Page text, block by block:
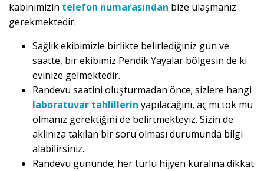
kabinimizin telefon numarasından bize ulaşmanız
gerekmektedir.
Sağlık ekibimizle birlikte belirlediğiniz gün ve
saatte, bir ekibimiz Pendik Yayalar bölgesin de ki
evinize gelmektedir.
Randevu saatini oluşturmadan önce; sizlere hangi
laboratuvar tahlillerin yapılacağını, aç mı tok mu
olmanız gerektiğini de belirtmekteyiz. Sizin de
aklınıza takılan bir soru olması durumunda bilgi
alabilirsiniz.
Randevu gününde; her türlü hijyen kuralına dikkat